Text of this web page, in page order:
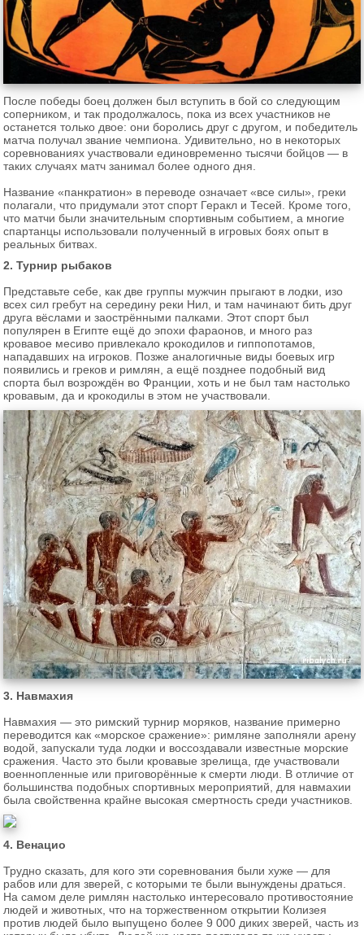
После победы боец должен был вступить в бой со следующим
соперником, и так продолжалось, пока из всех участников не
останется только двое: они боролись друг с другом, и победитель
матча получал звание чемпиона. Удивительно, но в некоторых
соревнованиях участвовали единовременно тысячи бойцов — в
таких случаях матч занимал более одного дня.
Название «панкратион» в переводе означает «все силы», греки
полагали, что придумали этот спорт Геракл и Тесей. Кроме того,
что матчи были значительным спортивным событием, а многие
спартанцы использовали полученный в игровых боях опыт в
реальных битвах.
2. Турнир рыбаков
Представьте себе, как две группы мужчин прыгают в лодки, изо
всех сил гребут на середину реки Нил, и там начинают бить друг
друга вёслами и заострёнными палками. Этот спорт был
популярен в Египте ещё до эпохи фараонов, и много раз
кровавое месиво привлекало крокодилов и гиппопотамов,
нападавших на игроков. Позже аналогичные виды боевых игр
появились и греков и римлян, а ещё позднее подобный вид
спорта был возрождён во Франции, хоть и не был там настолько
кровавым, да и крокодилы в этом не участвовали.
3. Навмахия
Навмахия — это римский турнир моряков, название примерно
переводится как «морское сражение»: римляне заполняли арену
водой, запускали туда лодки и воссоздавали известные морские
сражения. Часто это были кровавые зрелища, где участвовали
военнопленные или приговорённые к смерти люди. В отличие от
большинства подобных спортивных мероприятий, для навмахии
была свойственна крайне высокая смертность среди участников.
4. Венацио
Трудно сказать, для кого эти соревнования были хуже — для
рабов или для зверей, с которыми те были вынуждены драться.
На самом деле римлян настолько интересовало противостояние
людей и животных, что на торжественном открытии Колизея
против людей было выпущено более 9 000 диких зверей, часть из